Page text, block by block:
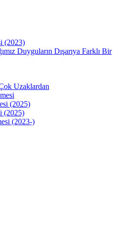
(2023)
Duyguların Dışarıya Farklı Bir
Uzaklardan
(2025)
(2025)
(2023-)